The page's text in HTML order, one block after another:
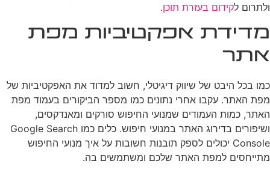
ולתרום לקידום בעזרת תוכן.
מדידת אפקטיביות מפת
אתר
כמו בכל היבט של שיווק דיגיטלי, חשוב למדוד את האפקטיביות של
מפת האתר. עקבו אחרי נתונים כמו מספר הביקורים בעמוד מפת
האתר, כמות העמודים שמנועי החיפוש סורקים ומאנדקסים,
ושיפורים בדירוג האתר במנועי חיפוש. כלים כמו Google Search
Console יכולים לספק תובנות חשובות על איך מנועי החיפוש
מתייחסים למפת האתר שלכם ומשתמשים בה.